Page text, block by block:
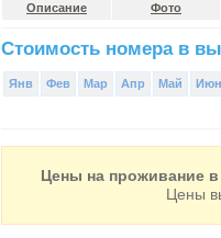
Описание Фото
Стоимость номера в
Янв Фев Мар Апр Май Июн
Цены на проживание в
Цены